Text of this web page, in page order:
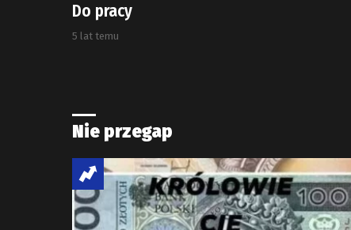
Do pracy
5 lat temu
Nie przegap